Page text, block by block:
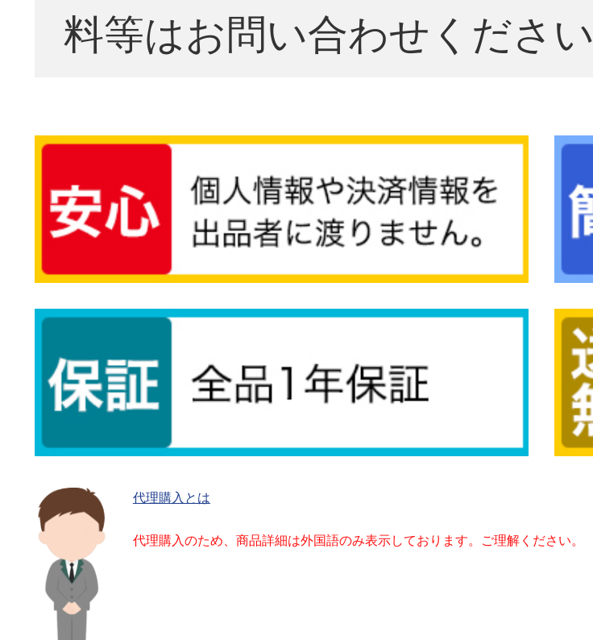
料等はお問い合わせください
代理購入とは
代理購入のため、商品詳細は外国語のみ表示しております。ご理解ください。